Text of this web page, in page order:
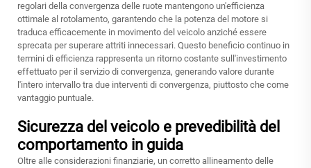
regolari della convergenza delle ruote mantengono un'efficienza
ottimale al rotolamento, garantendo che la potenza del motore si
traduca efficacemente in movimento del veicolo anziché essere
sprecata per superare attriti innecessari. Questo beneficio continuo in
termini di efficienza rappresenta un ritorno costante sull'investimento
effettuato per il servizio di convergenza, generando valore durante
l'intero intervallo tra due interventi di convergenza, piuttosto che come
vantaggio puntuale.
Sicurezza del veicolo e prevedibilità del
comportamento in guida
Oltre alle considerazioni finanziarie, un corretto allineamento delle